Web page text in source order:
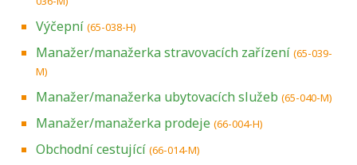
Výčepní (65-038-H)
Manažer/manažerka stravovacích zařízení (65-039-
M)
Manažer/manažerka ubytovacích služeb (65-040-M)
Manažer/manažerka prodeje (66-004-H)
Obchodní cestující (66-014-M)